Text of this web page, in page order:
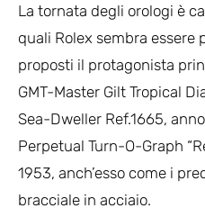
La tornata degli orologi è
quali Rolex sembra essere
proposti il protagonista
GMT-Master Gilt Tropical
Sea-Dweller Ref.1665,
Perpetual Turn-O-Graph
1953, anch’esso come i
bracciale in acciaio.